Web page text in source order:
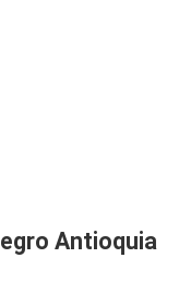
Antioquia